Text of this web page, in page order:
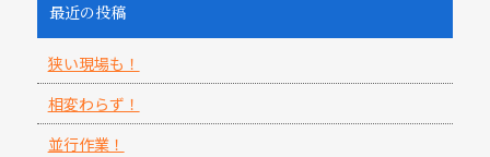
最近の投稿
狭い現場も！
相変わらず！
並行作業！